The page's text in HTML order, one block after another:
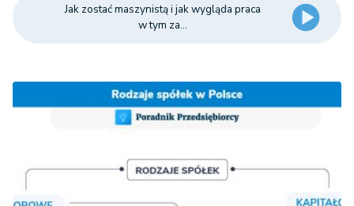
Jak zostać maszynistą i jak wygląda praca
w tym za...